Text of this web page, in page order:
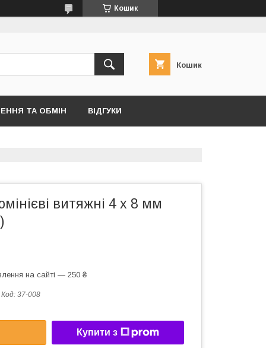
Кошик
Кошик
ТА ОБМІН ВІДГУКИ
витяжні 4 х 8 мм
на сайті — 250 ₴
Код: 37-008
Купити з